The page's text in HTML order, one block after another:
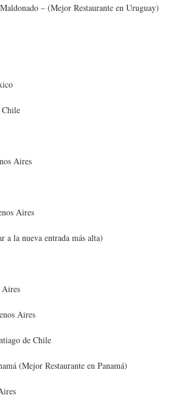
– (Mejor Restaurante en Uruguay)
Chile
Aires
Aires
a la nueva entrada más alta)
Aires
Aires
de Chile
(Mejor Restaurante en Panamá)